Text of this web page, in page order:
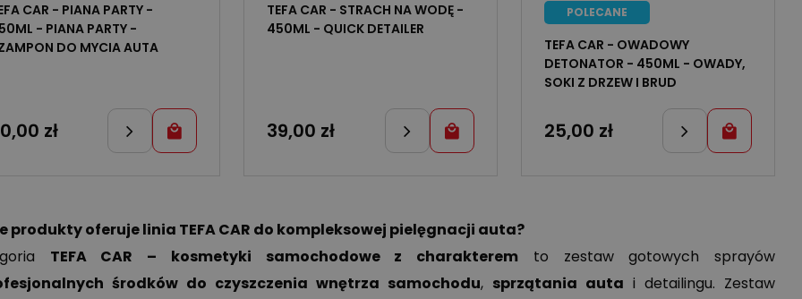
CAR - PIANA PARTY -
- PIANA PARTY -
DO MYCIA AUTA
zł
TEFA CAR - STRACH NA WODĘ -
450ML - QUICK DETAILER
39,00 zł
POLECANE
TEFA CAR - OWADOWY
DETONATOR - 450ML - OWADY,
SOKI Z DRZEW I BRUD
25,00 zł
produkty oferuje linia TEFA CAR do kompleksowej pielęgnacji auta?
TEFA CAR – kosmetyki samochodowe z charakterem to zestaw gotowych sprayów
środków do czyszczenia wnętrza samochodu, sprzątania auta i detailingu. Zestaw